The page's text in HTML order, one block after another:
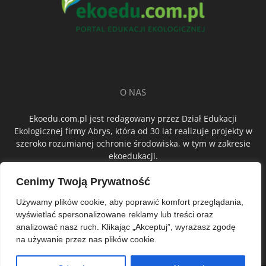
Cenimy Twoją Prywatność
Używamy plików cookie, aby poprawić komfort przeglądania,
wyświetlać spersonalizowane reklamy lub treści oraz
analizować nasz ruch. Klikając „Akceptuj”, wyrażasz zgodę
na używanie przez nas plików cookie.
O NAS
Ekoedu.com.pl jest redagowany przez Dział Edukacji
Ekologicznej firmy Abrys, która od 30 lat realizuje projekty w
szeroko rozumianej ochronie środowiska, w tym w zakresie
ekoedukacji.
ŚLEDŹ NAS